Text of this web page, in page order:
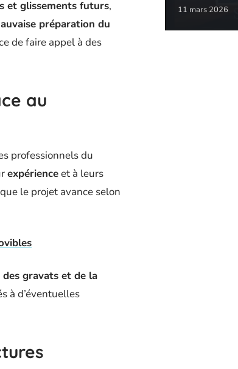
et glissements futurs,
préparation du
de faire appel à des
au
professionnels du
expérienceet à leurs
le projet avance selon
gravats et de la
à d’éventuelles
11 mars 2026